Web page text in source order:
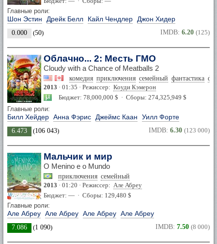
Главные роли:
Шон Эстин Дрейк Белл Кайл Чендлер Джон Хидер
0.000 (50) IMDB: 6.20 (125)
Облачно... 2: Месть ГМО
Cloudy with a Chance of Meatballs 2
комедия приключения семейный фантастика
2013 · 01:35 · Режиссер: Коуди Кэмерон
Бюджет: 78,000,000 $ · Сборы: 274,325,949 $
Главные роли:
Билл Хейдер Анна Фэрис Джеймс Каан Уилл Форте
6.473 (106 043) IMDB: 6.30 (123 000)
Мальчик и мир
O Menino e o Mundo
приключения семейный
2013 · 01:20 · Режиссер: Але Абреу
Бюджет: — · Сборы: 129,480 $
Главные роли:
Але Абреу Але Абреу Але Абреу Але Абреу
7.086 (1 090) IMDB: 7.50 (8 000)